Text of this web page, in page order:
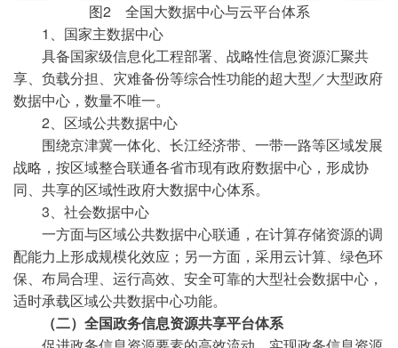
图2 全国大数据中心与云平台体系
1、国家主数据中心
具备国家级信息化工程部署、战略性信息资源汇聚共
享、负载分担、灾难备份等综合性功能的超大型／大型政府
数据中心，数量不唯一。
2、区域公共数据中心
围绕京津冀一体化、长江经济带、一带一路等区域发展
战略，按区域整合联通各省市现有政府数据中心，形成协
同、共享的区域性政府大数据中心体系。
3、社会数据中心
一方面与区域公共数据中心联通，在计算存储资源的调
配能力上形成规模化效应；另一方面，采用云计算、绿色环
保、布局合理、运行高效、安全可靠的大型社会数据中心，
适时承载区域公共数据中心功能。
（二）全国政务信息资源共享平台体系